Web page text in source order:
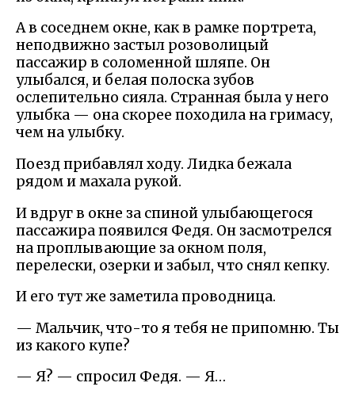
А в соседнем окне, как в рамке портрета,
неподвижно застыл розоволицый
пассажир в соломенной шляпе. Он
улыбался, и белая полоска зубов
ослепительно сияла. Странная была у него
улыбка — она скорее походила на гримасу,
чем на улыбку.
Поезд прибавлял ходу. Лидка бежала
рядом и махала рукой.
И вдруг в окне за спиной улыбающегося
пассажира появился Федя. Он засмотрелся
на проплывающие за окном поля,
перелески, озерки и забыл, что снял кепку.
И его тут же заметила проводница.
— Мальчик, что-то я тебя не припомню. Ты
из какого купе?
— Я? — спросил Федя. — Я…